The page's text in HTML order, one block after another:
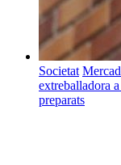
Societat
extreballadora
preparats